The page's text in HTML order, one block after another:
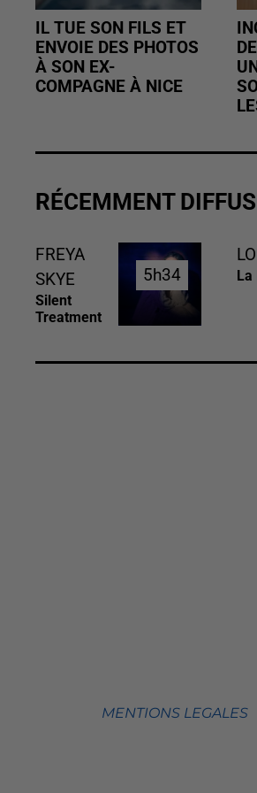
IL TUE SON FILS ET
ENVOIE DES PHOTOS
À SON EX-
COMPAGNE À NICE
RÉCEMMENT
FREYA
SKYE
Silent
Treatment
5h34
5h34 La
MENTIONS LEGALES